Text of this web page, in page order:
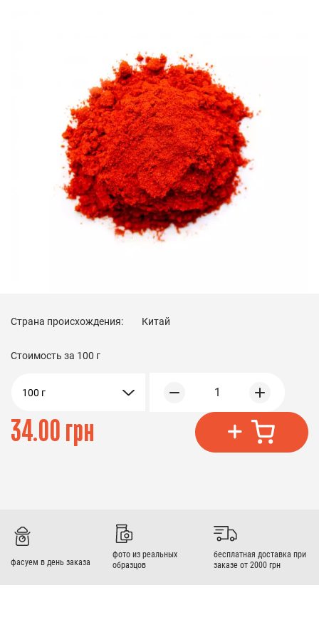
Страна происхождения: Китай
Стоимость за 100 г
100 г 1
34.00 грн
фасуем в день заказа
фото из реальных
образцов
бесплатная доставка при
заказе от 2000 грн